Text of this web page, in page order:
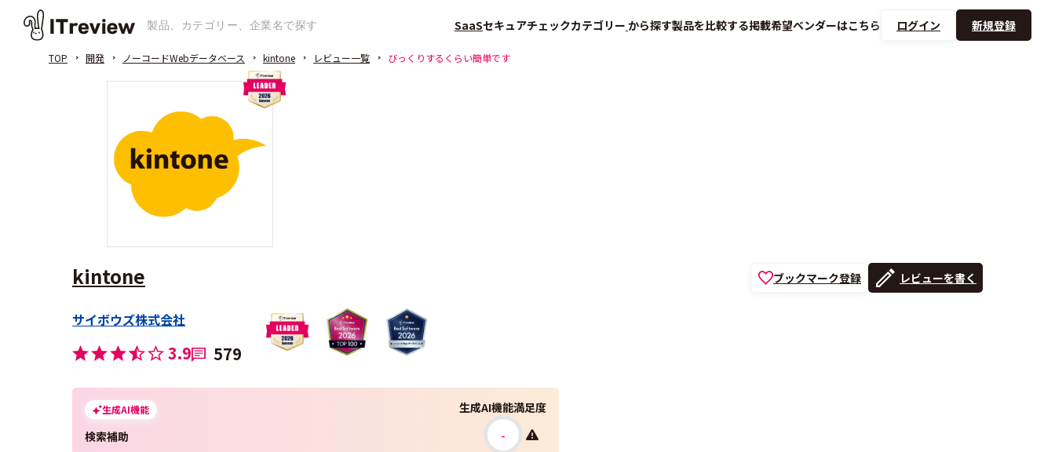
SaaSセキュアチェックカテゴリー から探す製品を比較する掲載希望ベンダーはこちら ログイン 新規登録
TOP 開発 ノーコードWebデータベース kintone レビュー一覧 びっくりするくらい簡単です
kintone
サイボウズ株式会社
3.9 579
生成AI機能
検索補助
生成AI機能満足度
-
ブックマーク登録 レビューを書く